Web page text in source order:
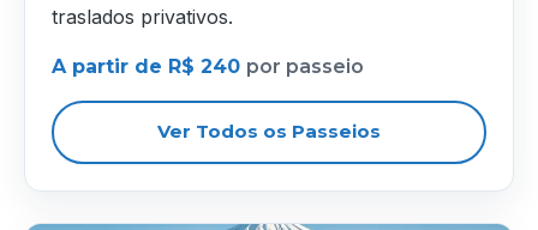
traslados privativos.
A partir de R$ 240 por passeio
Ver Todos os Passeios